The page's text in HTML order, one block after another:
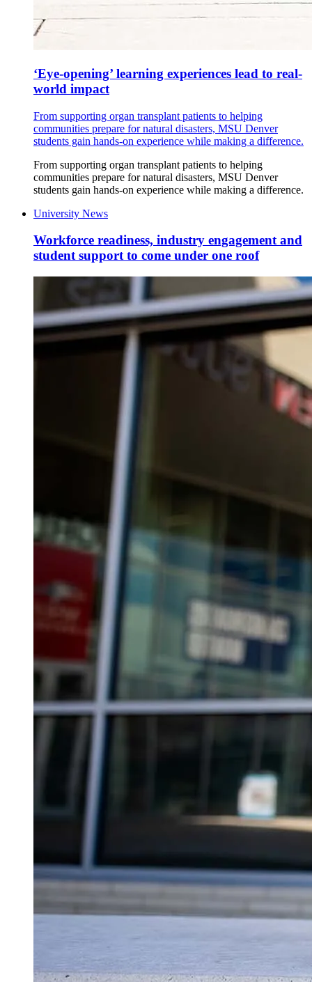
‘Eye-opening’ learning experiences lead to real-
world impact
From supporting organ transplant patients to helping
communities prepare for natural disasters, MSU Denver
students gain hands-on experience while making a difference.
From supporting organ transplant patients to helping
communities prepare for natural disasters, MSU Denver
students gain hands-on experience while making a difference.
University News
Workforce readiness, industry engagement and
student support to come under one roof